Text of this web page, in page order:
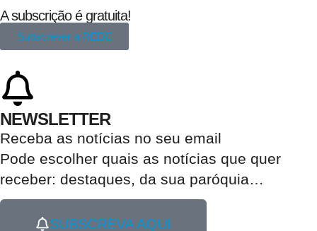
A subscrição é gratuita!
Subscrever a REDE
NEWSLETTER
Receba as notícias no seu email​
Pode escolher quais as notícias que quer
receber: destaques, da sua paróquia…
SUBSCREVA AQUI